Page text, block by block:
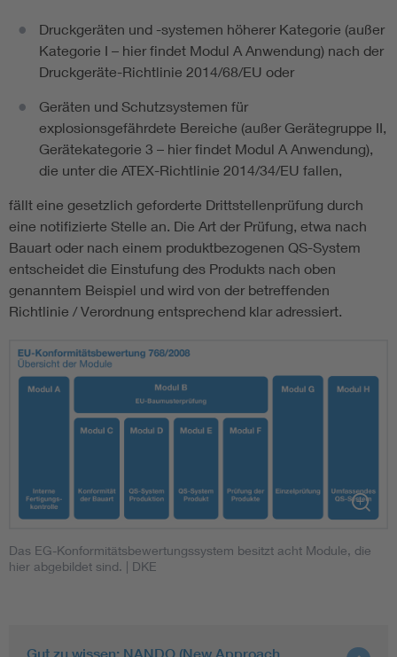
Druckgeräten und -systemen höherer Kategorie (außer
Kategorie I – hier findet Modul A Anwendung) nach der
Druckgeräte-Richtlinie 2014/68/EU oder
Geräten und Schutzsystemen für
explosionsgefährdete Bereiche (außer Gerätegruppe II,
Gerätekategorie 3 – hier findet Modul A Anwendung),
die unter die ATEX-Richtlinie 2014/34/EU fallen,
fällt eine gesetzlich geforderte Drittstellenprüfung durch
eine notifizierte Stelle an. Die Art der Prüfung, etwa nach
Bauart oder nach einem produktbezogenen QS-System
entscheidet die Einstufung des Produkts nach oben
genanntem Beispiel und wird von der betreffenden
Richtlinie / Verordnung entsprechend klar adressiert.
Das EG-Konformitätsbewertungssystem besitzt acht Module, die
hier abgebildet sind. | DKE